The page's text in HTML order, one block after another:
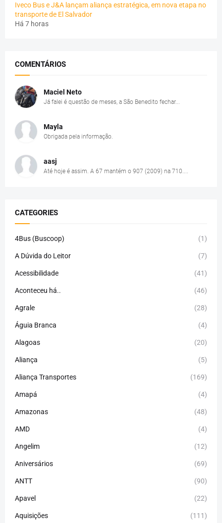
Iveco Bus e J&A lançam aliança estratégica, em nova etapa no
transporte de El Salvador
Há 7 horas
COMENTÁRIOS
Maciel Neto
Já falei é questão de meses, a São Benedito fechar...
Mayla
Obrigada pela informação.
aasj
Até hoje é assim. A 67 mantém o 907 (2009) na 710....
CATEGORIES
4Bus (Buscoop) (1)
A Dúvida do Leitor (7)
Acessibilidade (41)
Aconteceu há.. (46)
Agrale (28)
Águia Branca (4)
Alagoas (20)
Aliança (5)
Aliança Transportes (169)
Amapá (4)
Amazonas (48)
AMD (4)
Angelim (12)
Aniversários (69)
ANTT (90)
Apavel (22)
Aquisições (111)